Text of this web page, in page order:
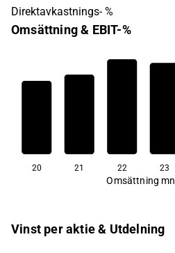
Direktavkastnings- %
Omsättning & EBIT-%
20 21 22 23
Omsättning mn
Vinst per aktie & Utdelning